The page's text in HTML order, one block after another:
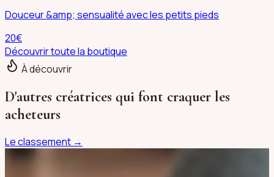
Douceur &amp; sensualité avec les petits pieds
20€
Découvrir toute la boutique
À découvrir
D'autres créatrices qui font craquer les
acheteurs
Le classement →